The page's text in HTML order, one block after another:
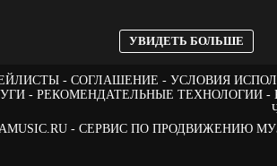
УВИДЕТЬ БОЛЬШЕ
СОГЛАШЕНИЕ
УСЛОВИЯ
РЕКОМЕНДАТЕЛЬНЫЕ ТЕХНОЛОГИИ
- СЕРВИС ПО ПРОДВИЖЕНИЮ